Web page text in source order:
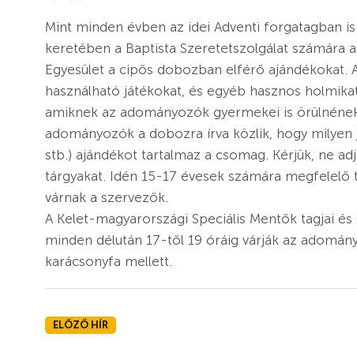
Mint minden évben az idei Adventi forgatagban
keretében a Baptista Szeretetszolgálat számára
Egyesület a cipős dobozban elférő ajándékokat.
használható játékokat, és egyéb hasznos
amiknek az adományozók gyermekei is
adományozók a dobozra írva közlik, hogy milyen
stb.) ajándékot tartalmaz a csomag. Kérjük, ne
tárgyakat. Idén 15-17 évesek számára
várnak a szervezők.
A Kelet-magyarországi Speciális Mentők tagjai
minden délután 17-től 19 óráig várják az
karácsonyfa mellett.
ELŐZŐ HÍR